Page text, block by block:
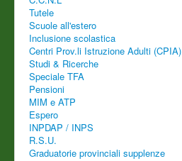
Tutele
Scuole all'estero
Inclusione scolastica
Centri Prov.li Istruzione Adulti (CPIA)
Studi & Ricerche
Speciale TFA
Pensioni
MIM e ATP
Espero
INPDAP / INPS
R.S.U.
Graduatorie provinciali supplenze